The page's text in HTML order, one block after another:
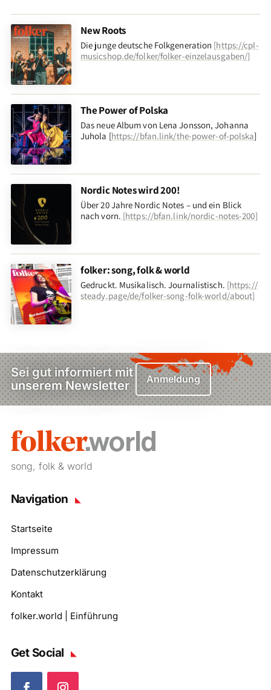
New Roots
Die junge deutsche Folkgeneration [https://cpl-
musicshop.de/folker/folker-einzelausgaben/]
The Power of Polska
Das neue Album von Lena Jonsson, Johanna
Juhola [https://bfan.link/the-power-of-polska]
Nordic Notes wird 200!
Über 20 Jahre Nordic Notes – und ein Blick
nach vorn. [https://bfan.link/nordic-notes-200]
folker: song, folk & world
Gedruckt. Musikalisch. Journalistisch. [https://
steady.page/de/folker-song-folk-world/about]
Sei gut informiert mit
unserem Newsletter
Anmeldung
song, folk & world
Navigation
Startseite
Impressum
Datenschutzerklärung
Kontakt
folker.world | Einführung
Get Social